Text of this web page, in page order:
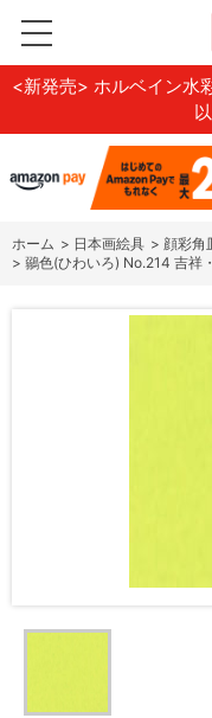
<新発売> ホルベイン水
ホーム > 日本画絵具 > 顔彩角
> 鶸色(ひわいろ) No.214 吉祥